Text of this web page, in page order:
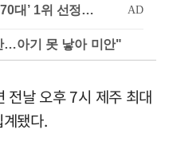
…아기 못 낳아 미안"
전날 오후 7시 제주 최대
됐다.